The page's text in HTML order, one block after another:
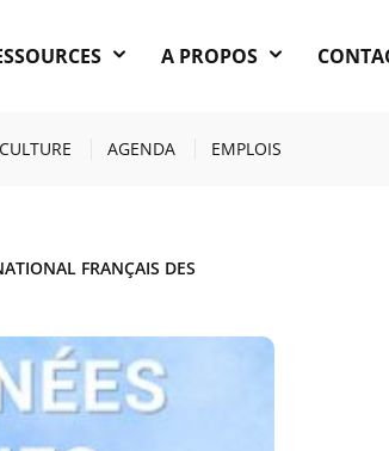
A PROPOS
CULTURE AGENDA EMPLOIS
FRANÇAIS DES